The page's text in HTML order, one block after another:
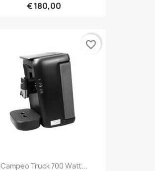
€ 180,00
Campeo Truck 700 Watt...
favorite_border